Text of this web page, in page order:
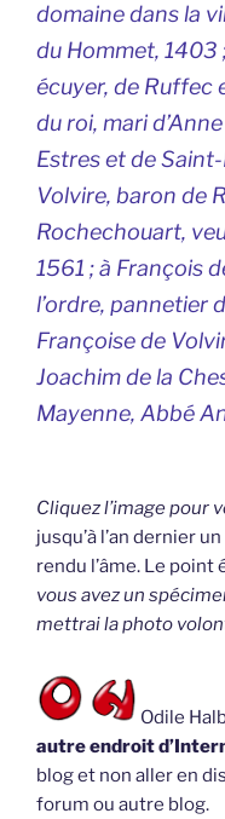
domaine dans la
du Hommet, 1403
écuyer, de Ruffec
du roi, mari
Estres et de
Volvire, baron de
Rochechouart,
1561 ; à François
l’ordre, pannetier
Françoise de
Joachim de la
Mayenne, Abbé
Cliquez l’image pour
jusqu’à l’an dernier
rendu l’âme. Le
vous avez un
mettrai la photo
Odile
autre endroit
blog et non aller en
forum ou autre blog.